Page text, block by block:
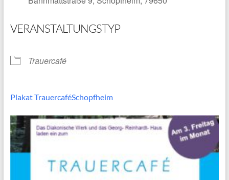
VERANSTALTUNGSTYP
Trauercafé
Plakat TrauercaféSchopfheim